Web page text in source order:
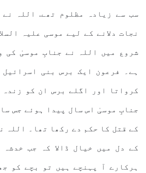
سب سے زیادہ مظلوم تھے. اللہ
نجات دلانے کے لیے موسی علیہ
شروع میں اللہ نے جنابِ موسیٰ کی
ہے۔ فرعون ایک برس بنی
کرواتا اور اگلے برس ان کو زندہ
جنابِ موسیٰ اس سال پیدا ہوئے جس
کے قتل کا حکم دے رکھا تھا۔ اللہ
کے دل میں خیال ڈالا کہ جب
ہرکارے آ پہنچے ہیں تو بچے کو